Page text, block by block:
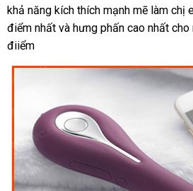
giới
khả năng kích thích mạnh mẽ làm chị
điểm nhất đã
sử
và hưng phấn cao nhất cho
điiểm